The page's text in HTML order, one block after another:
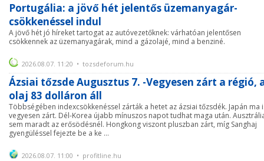
Portugália: a jövő hét jelentős üzemanyagár-
csökkenéssel indul
A jövő hét jó híreket tartogat az autóvezetőknek: várhatóan jelentősen
csökkennek az üzemanyagárak, mind a gázolajé, mind a benziné.
2026.08.07. 11:20 • tozsdeforum.hu
Ázsiai tőzsde Augusztus 7. -Vegyesen zárt a régió,
olaj 83 dolláron áll
Többségében indexcsökkenéssel zárták a hetet az ázsiai tőzsdék. Japán ma
vegyesen zárt. Dél-Korea újabb mínuszos napot tudhat maga után.
sem maradt az erősödésnél. Hongkong viszont pluszban zárt, míg Sanghaj
gyengüléssel fejezte be a ke ...
2026.08.07. 11:00 • profitline.hu